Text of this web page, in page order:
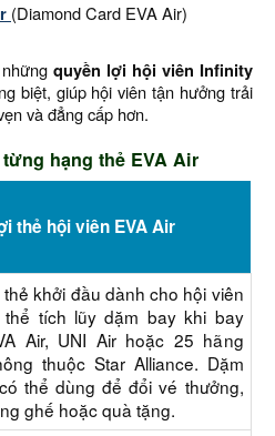
(Diamond Card EVA Air)
nhữngquyền lợi hội viên Infinity
biệt, giúp hội viên tận hưởng trải
và đẳng cấp hơn.
hạng thẻ EVA Air
thẻ hội viên EVA Air
khởi đầu dành cho hội viên
thể tích lũy dặm bay khi bay
Air, UNI Air hoặc 25 hãng
thuộc Star Alliance. Dặm
thể dùng để đổi vé thưởng,
ghế hoặc quà tặng.